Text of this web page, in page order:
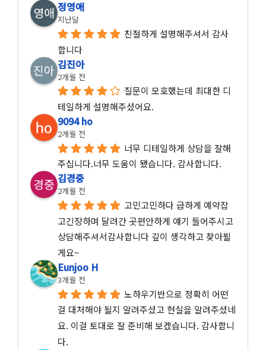
정영애
지난달
친절하게 설명해주셔서 감사
합니다
김진아
2개월 전
질문이 모호했는데 최대한 디
테일하게 설명해주셨어요.
9094 ho
2개월 전
너무 디테일하게 상담을 잘해
주십니다.너무 도움이 됐습니다. 감사합니다.
김경중
2개월 전
고민고민하다 급하게 예약잡
고긴장하며 달려간 곳편안하게 얘기 들어주시고
상담해주셔서감사합니다 깊이 생각하고 찾아뵐
게요~
Eunjoo H
3개월 전
노하우기반으로 정확히 어떤
걸 대처해야 될지 알려주셨고 현실을 알려주셨네
요. 이걸 토대로 잘 준비해 보겠습니다. 감사합니
다.